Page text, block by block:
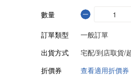
數量
訂單類型
一般訂單
出貨方式
宅配/到店取貨/
折價券
查看適用折價券